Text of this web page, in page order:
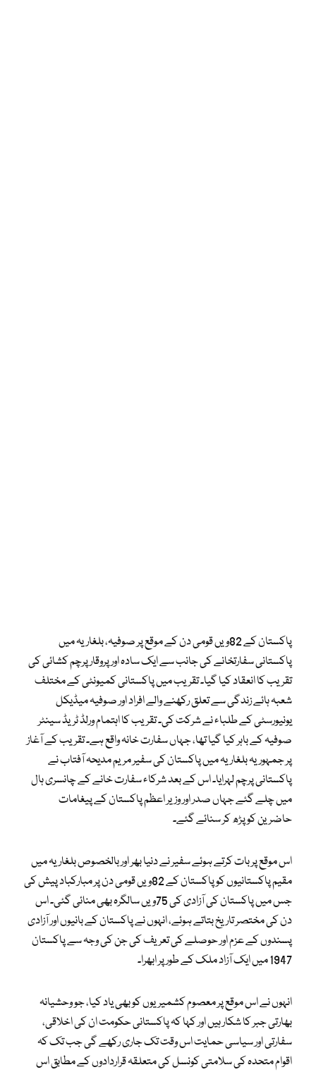
پاکستان کے 82ویں قومی دن کے موقع پر صوفیہ، بلغاریہ میں
پاکستانی سفارتخانے کی جانب سے ایک سادہ اور پروقار پرچم کشائی کی
تقریب کا انعقاد کیا گیا۔ تقریب میں پاکستانی کمیونٹی کے مختلف
شعبہ ہائے زندگی سے تعلق رکھنے والے افراد اور صوفیہ میڈیکل
یونیورسٹی کے طلباء نے شرکت کی۔ تقریب کا اہتمام ورلڈ ٹریڈ سینٹر
صوفیہ کے باہر کیا گیا تھا، جہاں سفارت خانہ واقع ہے۔ تقریب کے آغاز
پر جمہوریہ بلغاریہ میں پاکستان کی سفیر مریم مدیحہ آفتاب نے
پاکستانی پرچم لہرایا۔ اس کے بعد شرکاء سفارت خانے کے چانسری ہال
میں چلے گئے جہاں صدر اور وزیر اعظم پاکستان کے پیغامات
حاضرین کو پڑھ کر سنائے گئے۔
اس موقع پر بات کرتے ہوئے سفیر نے دنیا بھر اور بالخصوص بلغاریہ میں
مقیم پاکستانیوں کو پاکستان کے 82ویں قومی دن پر مبارکباد پیش کی
جس میں پاکستان کی آزادی کی 75ویں سالگرہ بھی منائی گئی۔ اس
دن کی مختصر تاریخ بتاتے ہوئے، انہوں نے پاکستان کے بانیوں اور آزادی
پسندوں کے عزم اور حوصلے کی تعریف کی جن کی وجہ سے پاکستان
1947 میں ایک آزاد ملک کے طور پر ابھرا۔
انہوں نے اس موقع پر معصوم کشمیریوں کو بھی یاد کیا، جو وحشیانہ
بھارتی جبر کا شکار ہیں اور کہا کہ پاکستانی حکومت ان کی اخلاقی،
سفارتی اور سیاسی حمایت اس وقت تک جاری رکھے گی جب تک کہ
اقوام متحدہ کی سلامتی کونسل کی متعلقہ قراردادوں کے مطابق اس